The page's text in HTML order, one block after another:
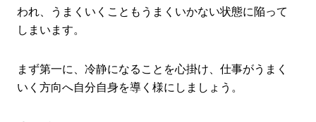
われ、うまくいくこともうまくいかない状態に陥って
しまいます。
まず第一に、冷静になることを心掛け、仕事がうまく
いく方向へ自分自身を導く様にしましょう。